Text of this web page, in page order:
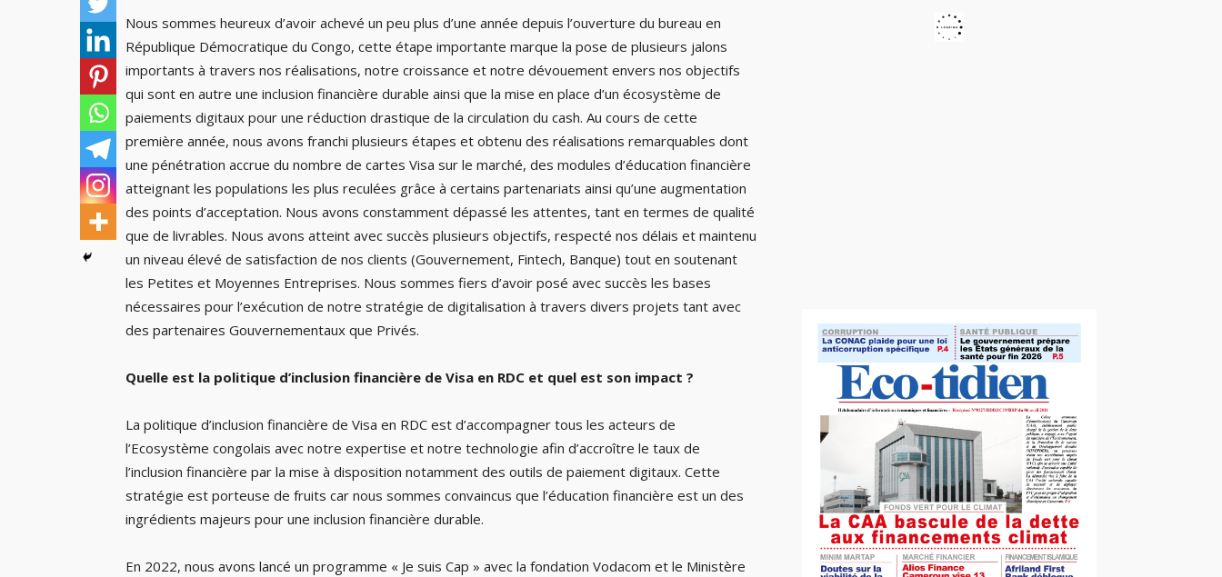
Nous sommes heureux d’avoir achevé un peu plus d’une année depuis l’ouverture du bureau en
République Démocratique du Congo, cette étape importante marque la pose de plusieurs jalons
importants à travers nos réalisations, notre croissance et notre dévouement envers nos objectifs
qui sont en autre une inclusion financière durable ainsi que la mise en place d’un écosystème de
paiements digitaux pour une réduction drastique de la circulation du cash. Au cours de cette
première année, nous avons franchi plusieurs étapes et obtenu des réalisations remarquables dont
une pénétration accrue du nombre de cartes Visa sur le marché, des modules d’éducation financière
atteignant les populations les plus reculées grâce à certains partenariats ainsi qu’une augmentation
des points d’acceptation. Nous avons constamment dépassé les attentes, tant en termes de qualité
que de livrables. Nous avons atteint avec succès plusieurs objectifs, respecté nos délais et maintenu
un niveau élevé de satisfaction de nos clients (Gouvernement, Fintech, Banque) tout en soutenant
les Petites et Moyennes Entreprises. Nous sommes fiers d’avoir posé avec succès les bases
nécessaires pour l’exécution de notre stratégie de digitalisation à travers divers projets tant avec
des partenaires Gouvernementaux que Privés.
Quelle est la politique d’inclusion financière de Visa en RDC et quel est son impact ?
La politique d’inclusion financière de Visa en RDC est d’accompagner tous les acteurs de
l’Ecosystème congolais avec notre expertise et notre technologie afin d’accroître le taux de
l’inclusion financière par la mise à disposition notamment des outils de paiement digitaux. Cette
stratégie est porteuse de fruits car nous sommes convaincus que l’éducation financière est un des
ingrédients majeurs pour une inclusion financière durable.
En 2022, nous avons lancé un programme « Je suis Cap » avec la fondation Vodacom et le Ministère